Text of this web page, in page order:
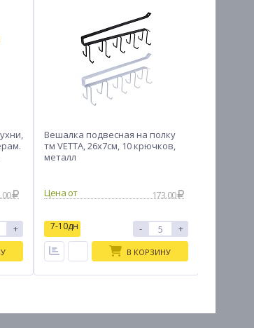
+
Вешалка подвесная на полку
тм VETTA, 26х7см, 10 крючков,
металл
173.00
7-10дн - +
В КОРЗИНУ